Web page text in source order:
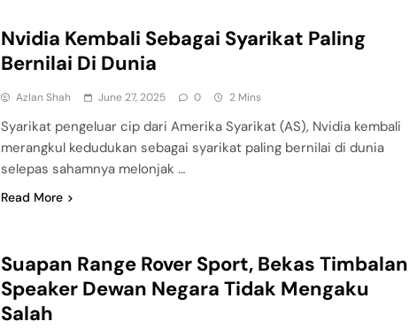
Nvidia Kembali Sebagai Syarikat Paling
Bernilai Di Dunia
Azlan Shah June 27, 2025 0 2 Mins
Syarikat pengeluar cip dari Amerika Syarikat (AS), Nvidia kembali
merangkul kedudukan sebagai syarikat paling bernilai di dunia
selepas sahamnya melonjak …
Read More
Suapan Range Rover Sport, Bekas Timbalan
Speaker Dewan Negara Tidak Mengaku
Salah